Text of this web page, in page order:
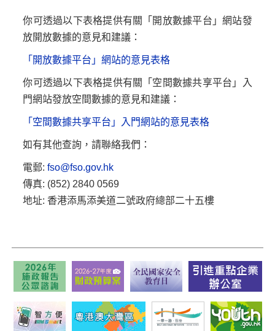
你可透過以下表格提供有關「開放數據平台」網站發
放開放數據的意見和建議：
「開放數據平台」網站的意見表格
你可透過以下表格提供有關「空間數據共享平台」入
門網站發放空間數據的意見和建議：
「空間數據共享平台」入門網站的意見表格
如有其他查詢，請聯絡我們：
電郵:fso@fso.gov.hk
傳真: (852) 2840 0569
地址: 香港添馬添美道二號政府總部二十五樓